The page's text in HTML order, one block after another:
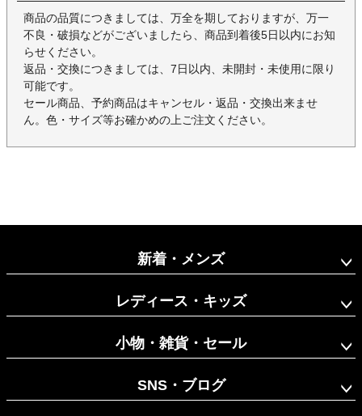
商品の品質につきましては、万全を期しておりますが、万一
不良・破損などがございましたら、商品到着後5日以内にお知
らせください。
返品・交換につきましては、7日以内、未開封・未使用に限り
可能です。
セール商品、予約商品はキャンセル・返品・交換出来ませ
ん。色・サイズ等お確かめの上ご注文ください。
新着・メンズ
レディース・キッズ
小物・雑貨・セール
SNS・ブログ